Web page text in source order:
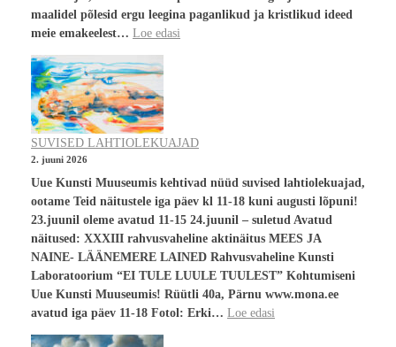
maalidel põlesid ergu leegina paganlikud ja kristlikud ideed
meie emakeelest… Loe edasi
SUVISED LAHTIOLEKUAJAD
2. juuni 2026
Uue Kunsti Muuseumis kehtivad nüüd suvised lahtiolekuajad,
ootame Teid näitustele iga päev kl 11-18 kuni augusti lõpuni!
23.juunil oleme avatud 11-15 24.juunil – suletud Avatud
näitused: XXXIII rahvusvaheline aktinäitus MEES JA
NAINE- LÄÄNEMERE LAINED Rahvusvaheline Kunsti
Laboratoorium “EI TULE LUULE TUULEST” Kohtumiseni
Uue Kunsti Muuseumis! Rüütli 40a, Pärnu www.mona.ee
avatud iga päev 11-18 Fotol: Erki… Loe edasi